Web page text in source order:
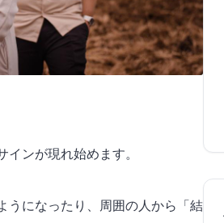
ンが現れ始めます。
うになったり、周囲の人から「結